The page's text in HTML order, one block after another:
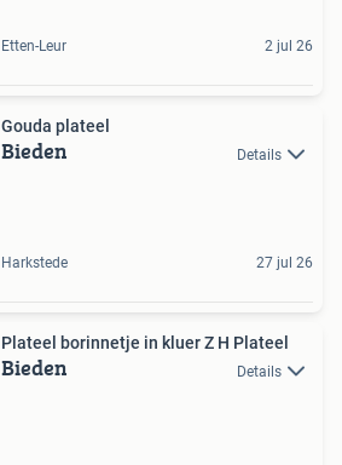
Etten-Leur 2 jul 26
Gouda plateel
Bieden Details
Harkstede 27 jul 26
Plateel borinnetje in kluer Z H Plateel
Bieden Details